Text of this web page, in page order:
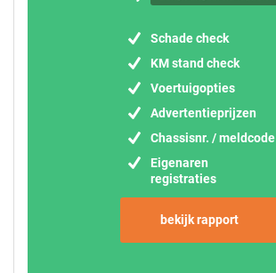
Schade check
KM stand check
Voertuigopties
Advertentieprijzen
Chassisnr. / meldcode
Eigenaren
registraties
bekijk rapport